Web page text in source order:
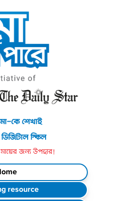
কে শেখাই
স্কিল
জন্য উপহার!
resource